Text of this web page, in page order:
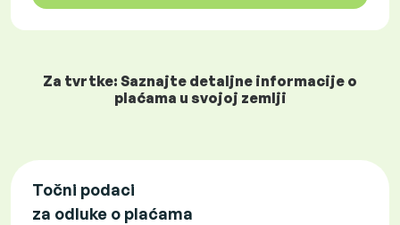
Za tvrtke: Saznajte detaljne informacije o
plaćama u svojoj zemlji
Točni podaci
za odluke o plaćama